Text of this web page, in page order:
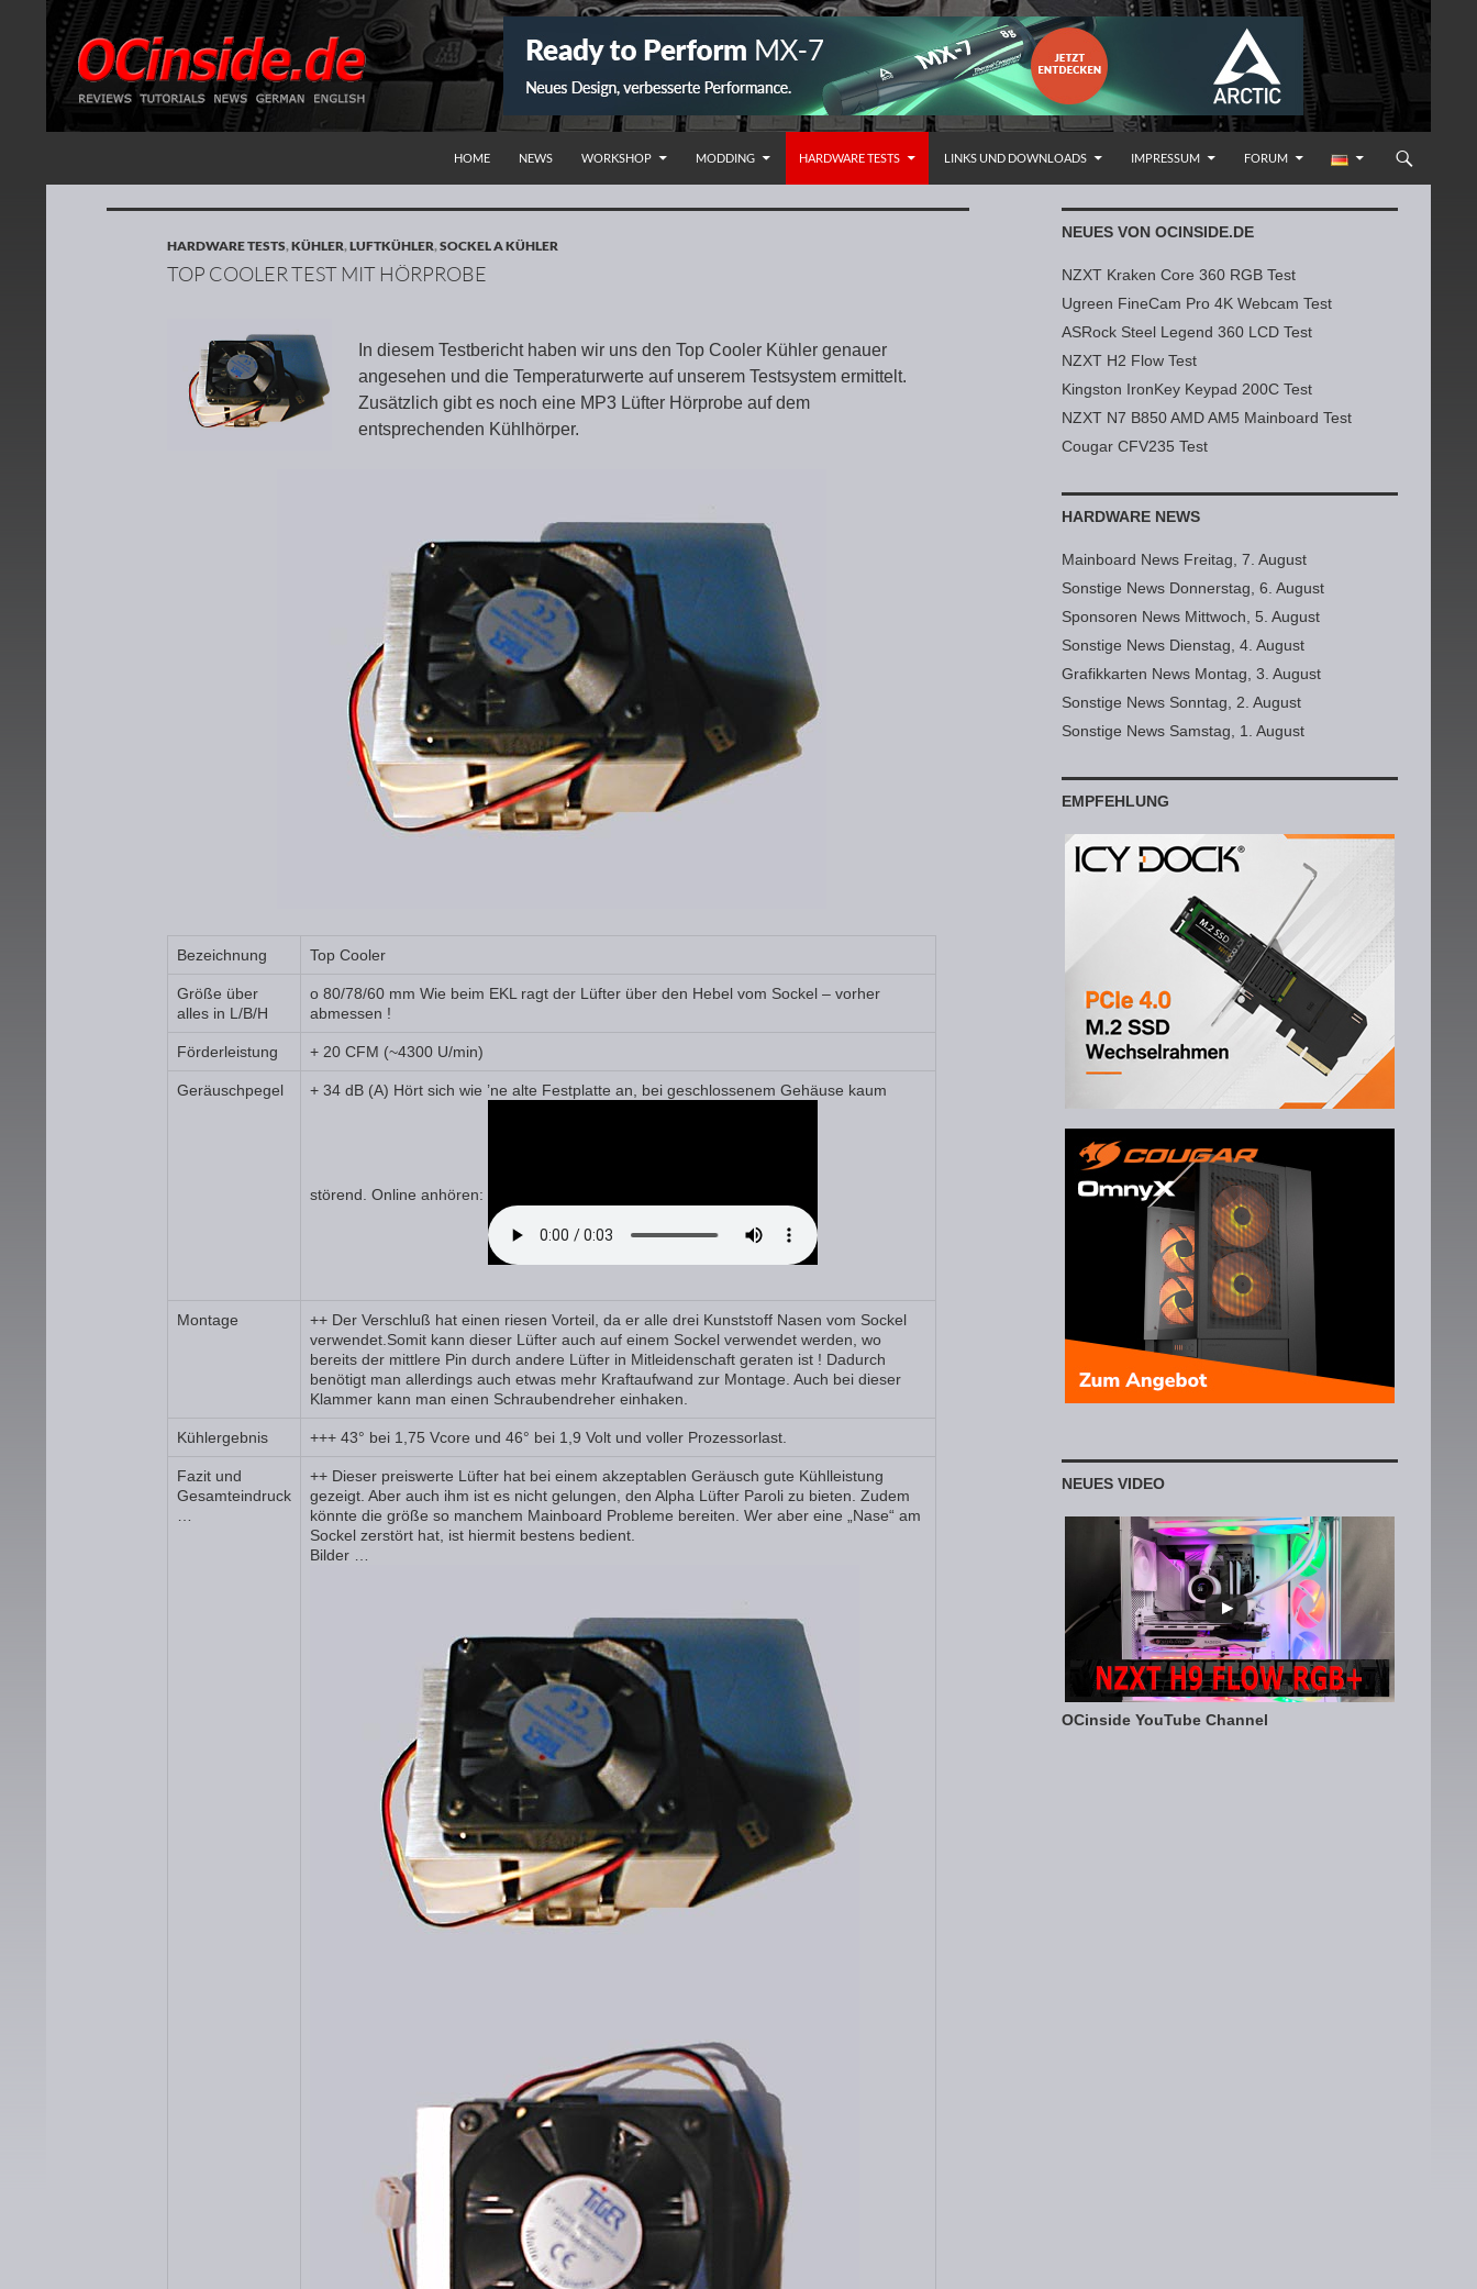
HOME
NEWS WORKSHOP MODDING HARDWARE TESTS LINKS UND DOWNLOADS IMPRESSUM FORUM
HARDWARE TESTS,KÜHLER,LUFTKÜHLER,SOCKEL A KÜHLER
TOP COOLER TEST MIT HÖRPROBE
In diesem Testbericht haben wir uns den Top Cooler Kühler genauer
angesehen und die Temperaturwerte auf unserem Testsystem ermittelt.
Zusätzlich gibt es noch eine MP3 Lüfter Hörprobe auf dem
entsprechenden Kühlhörper.
Bezeichnung Top Cooler
Größe über
alles in L/B/H
o 80/78/60 mm Wie beim EKL ragt der Lüfter über den Hebel vom Sockel – vorher
abmessen !
Förderleistung + 20 CFM (~4300 U/min)
Geräuschpegel + 34 dB (A) Hört sich wie ’ne alte Festplatte an, bei geschlossenem Gehäuse kaum
störend. Online anhören:
Montage
++ Der Verschluß hat einen riesen Vorteil, da er alle drei Kunststoff Nasen vom Sockel
verwendet.Somit kann dieser Lüfter auch auf einem Sockel verwendet werden, wo
bereits der mittlere Pin durch andere Lüfter in Mitleidenschaft geraten ist ! Dadurch
benötigt man allerdings auch etwas mehr Kraftaufwand zur Montage. Auch bei dieser
Klammer kann man einen Schraubendreher einhaken.
Kühlergebnis +++ 43° bei 1,75 Vcore und 46° bei 1,9 Volt und voller Prozessorlast.
Fazit und
Gesamteindruck
++ Dieser preiswerte Lüfter hat bei einem akzeptablen Geräusch gute Kühlleistung
gezeigt. Aber auch ihm ist es nicht gelungen, den Alpha Lüfter Paroli zu bieten. Zudem
könnte die größe so manchem Mainboard Probleme bereiten. Wer aber eine „Nase“ am
Sockel zerstört hat, ist hiermit bestens bedient.
Bilder …
NEUES VON OCINSIDE.DE
NZXT Kraken Core 360 RGB Test
Ugreen FineCam Pro 4K Webcam Test
ASRock Steel Legend 360 LCD Test
NZXT H2 Flow Test
Kingston IronKey Keypad 200C Test
NZXT N7 B850 AMD AM5 Mainboard Test
Cougar CFV235 Test
HARDWARE NEWS
Mainboard News Freitag, 7. August
Sonstige News Donnerstag, 6. August
Sponsoren News Mittwoch, 5. August
Sonstige News Dienstag, 4. August
Grafikkarten News Montag, 3. August
Sonstige News Sonntag, 2. August
Sonstige News Samstag, 1. August
EMPFEHLUNG
NEUES VIDEO
OCinside YouTube Channel